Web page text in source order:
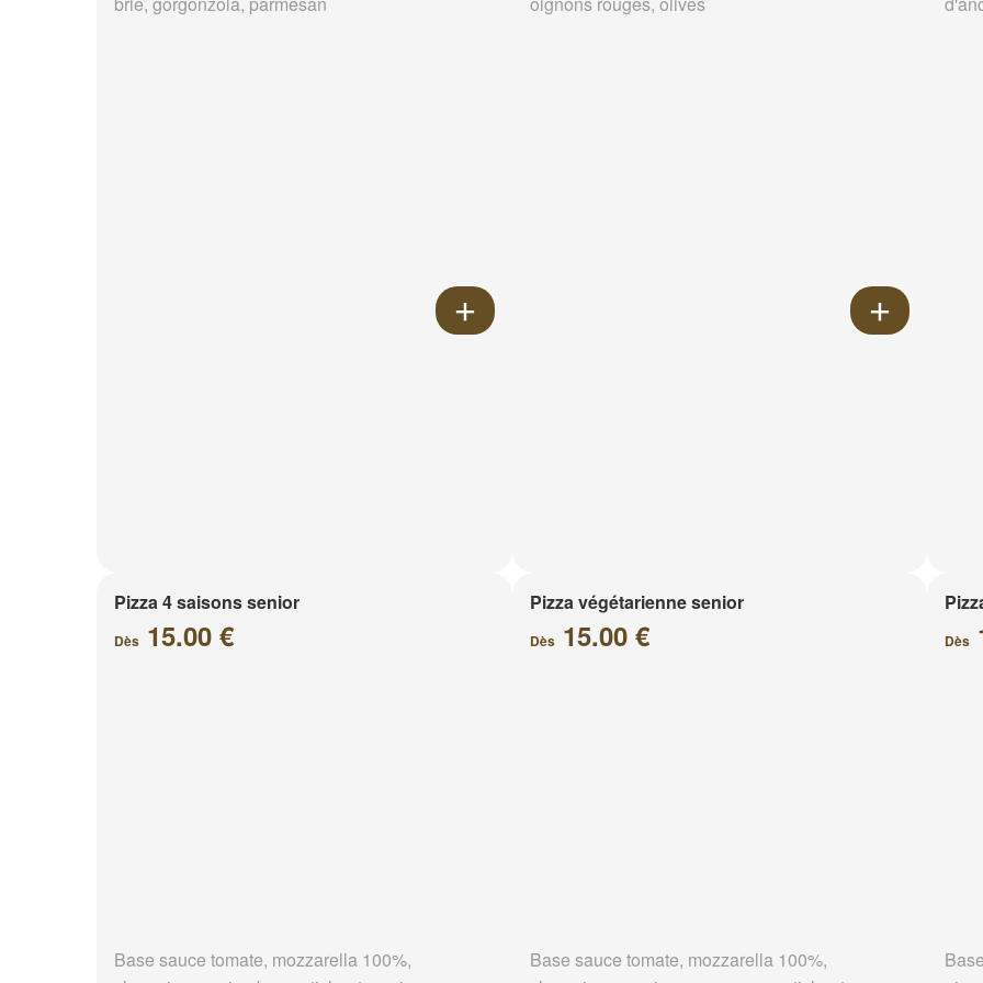
Pizza 4 saisons senior
Dès 15.00 €
Base sauce tomate, mozzarella 100%,
Pizza végétarienne senior
Dès15.00 €
Base sauce tomate, mozzarella 100%,
Dès